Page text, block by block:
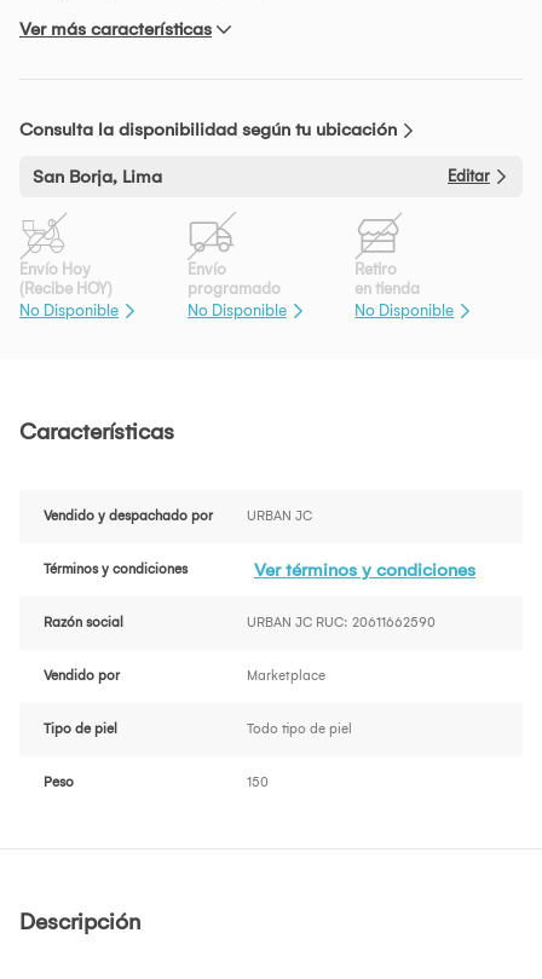
Ver más características
Consulta la disponibilidad según tu ubicación
San Borja, Lima Editar
Envío Hoy
(Recibe HOY)
No Disponible
Envío
programado
No Disponible
Retiro
en tienda
No Disponible
Características
Vendido y despachado por URBAN JC
Términos y condiciones Ver términos y condiciones
Razón social URBAN JC RUC: 20611662590
Vendido por Marketplace
Tipo de piel Todo tipo de piel
Peso 150
Descripción